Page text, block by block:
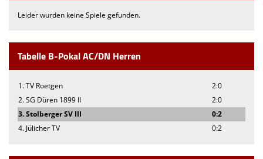
Leider wurden keine Spiele gefunden.
Tabelle B-Pokal AC/DN Herren
1. TV Roetgen
2:0
2. SG Düren 1899 II
2:0
3. Stolberger SV III
0:2
4. Jülicher TV
0:2